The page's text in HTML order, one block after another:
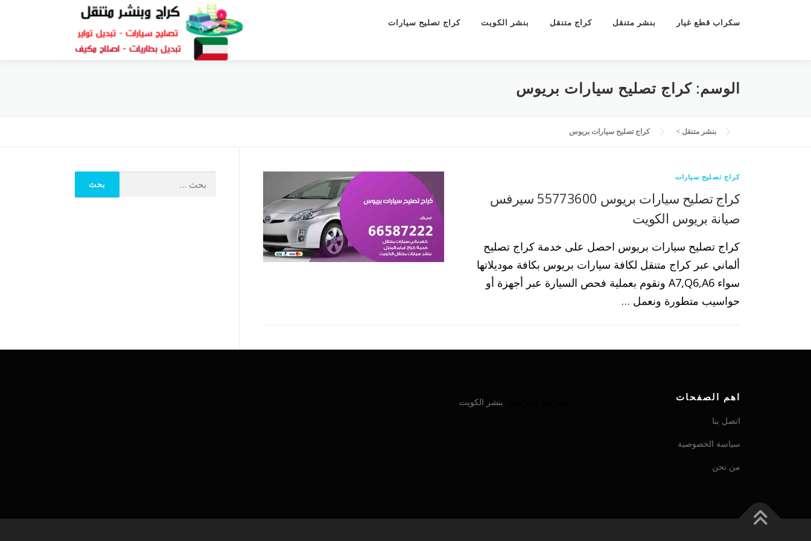
كراج تصليح سيارات بنشر الكويت كراج متنقل بنشر متنقل سكراب قطع غيار
الوسم:كراج تصليح سيارات بريوس
بنشر متنقل > كراج تصليح سيارات بريوس
كراج تصليح سيارات
كراج تصليح سيارات بريوس 55773600 سيرفس
صيانة بريوس الكويت
كراج تصليح سيارات بريوس احصل على خدمة كراج تصليح
ألماني عبر كراج متنقل لكافة سيارات بريوس بكافة موديلاتها
سواء A7,Q6,A6 ونقوم بعملية فحص السيارة عبر أجهزة أو
حواسيب متطورة ونعمل …
اهم الصفحات
اتصل بنا
سياسة الخصوصية
من نحن
بنشر الكويت